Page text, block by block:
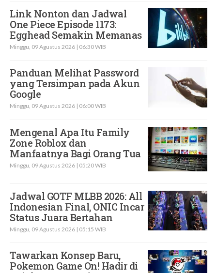
Link Nonton dan Jadwal
One Piece Episode 1173:
Egghead Semakin Memanas
Minggu, 09 Agustus 2026 | 06:30 WIB
Panduan Melihat Password
yang Tersimpan pada Akun
Google
Minggu, 09 Agustus 2026 | 06:00 WIB
Mengenal Apa Itu Family
Zone Roblox dan
Manfaatnya Bagi Orang Tua
Minggu, 09 Agustus 2026 | 05:20 WIB
Jadwal GOTF MLBB 2026: All
Indonesian Final, ONIC Incar
Status Juara Bertahan
Minggu, 09 Agustus 2026 | 05:15 WIB
Tawarkan Konsep Baru,
Pokemon Game On! Hadir di